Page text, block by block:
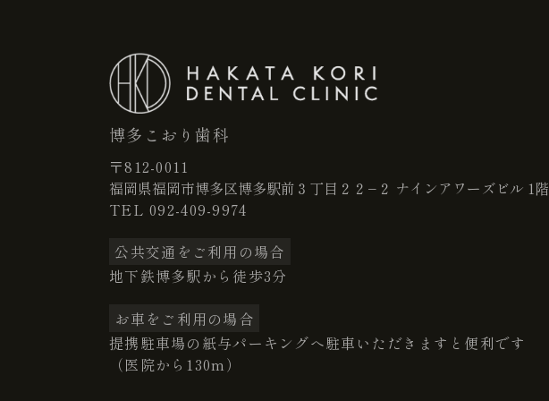
博多こおり歯科
〒812-0011
福岡県福岡市博多区博多駅前３丁目２２−２ ナインアワーズビル 1階
TEL092-409-9974
公共交通をご利用の場合
地下鉄博多駅から徒歩3分
お車をご利用の場合
提携駐車場の紙与パーキングへ駐車いただきますと便利です
（医院から130m）